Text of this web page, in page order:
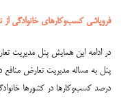
فروپاشی کسب‌وکارهای خانوادگی از
در ادامه این همایش پنل مدیریت